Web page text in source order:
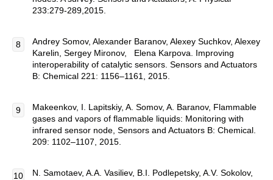
233:279-289,2015.
Andrey Somov, Alexander Baranov, Alexey Suchkov, Alexey
Karelin, Sergey Mironov, Elena Karpova. Improving
interoperability of catalytic sensors. Sensors and Actuators
B: Chemical 221: 1156–1161, 2015.
Makeenkov, I. Lapitskiy, A. Somov, A. Baranov, Flammable
gases and vapors of flammable liquids: Monitoring with
infrared sensor node, Sensors and Actuators B: Chemical.
209: 1102–1107, 2015.
N. Samotaev, A.A. Vasiliev, B.I. Podlepetsky, A.V. Sokolov,